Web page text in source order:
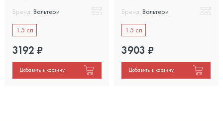
Бренд: Вальтери
1.5 сп
3192 ₽
Добавить в корзину
Бренд: Вальтери
1.5 сп
3903 ₽
Добавить в корзину